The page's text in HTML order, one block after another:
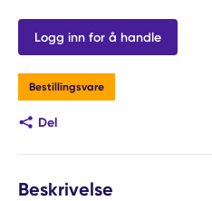
Logg inn for å handle
Bestillingsvare
Del
Beskrivelse